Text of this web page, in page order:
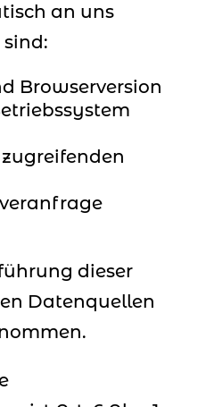
an uns
Browserversion
dieser
Datenquellen